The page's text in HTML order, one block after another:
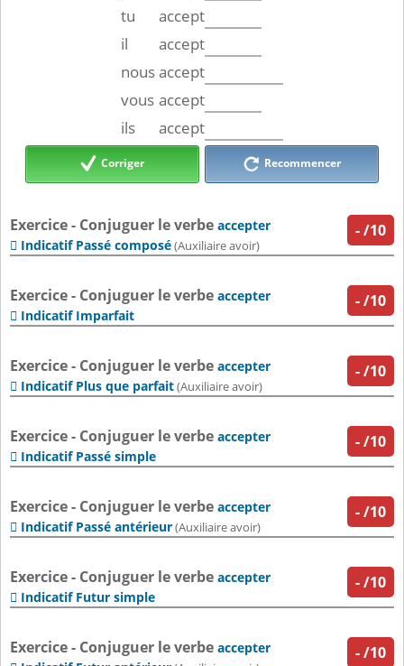
tu
accept
il
accept
nousaccept
vous accept
ils
accept
Corriger Recommencer
-/10
Exercice - Conjuguer le verbe accepter
 Indicatif Passé composé(Auxiliaire avoir)
-/10
Exercice - Conjuguer le verbe accepter
 Indicatif Imparfait
-/10
Exercice - Conjuguer le verbe accepter
 Indicatif Plus que parfait(Auxiliaire avoir)
-/10
Exercice - Conjuguer le verbe accepter
 Indicatif Passé simple
-/10
Exercice - Conjuguer le verbe accepter
 Indicatif Passé antérieur(Auxiliaire avoir)
-/10
Exercice - Conjuguer le verbe accepter
 Indicatif Futur simple
-/10
Exercice - Conjuguer le verbe accepter